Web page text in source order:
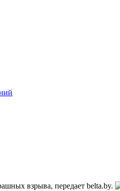
взрыва, передает belta.by.